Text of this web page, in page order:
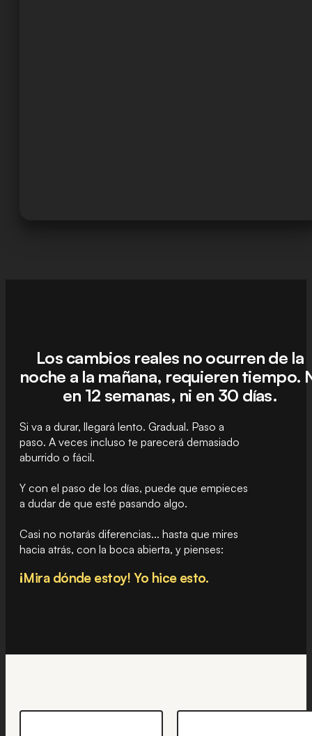
Los cambios reales no ocurren de la
noche a la mañana, requieren tiempo.
en 12 semanas, ni en 30 días.
Si va a durar, llegará lento. Gradual. Paso a
paso. A veces incluso te parecerá demasiado
aburrido o fácil.
Y con el paso de los días, puede que empieces
a dudar de que esté pasando algo.
Casi no notarás diferencias... hasta que mires
hacia atrás, con la boca abierta, y pienses:
¡Mira dónde estoy! Yo hice esto.